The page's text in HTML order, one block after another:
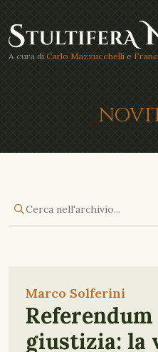
A cura di Carlo Mazzucchelli e
Marco Solferini
giustizia: la